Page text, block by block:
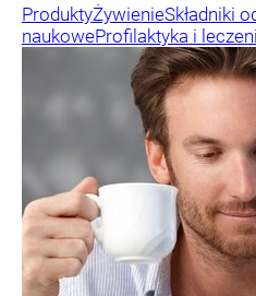
ProduktyŻywienieSkładniki
naukoweProfilaktyka i